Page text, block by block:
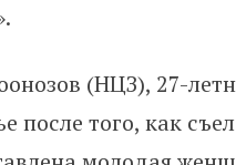
(НЦЗ), 27-
после того, как